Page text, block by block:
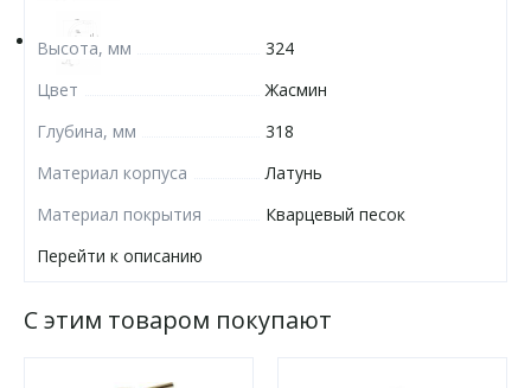
Высота, мм
324
Цвет
Жасмин
Глубина, мм
318
Материал корпуса
Латунь
Материал покрытия
Кварцевый песок
Перейти к описанию
С этим товаром покупают